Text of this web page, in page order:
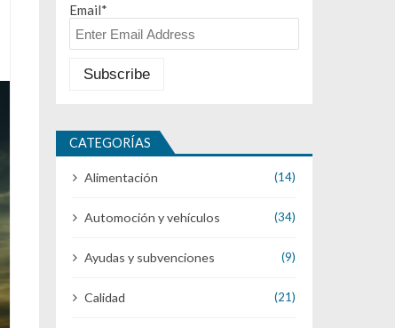
Email*
CATEGORÍAS
Alimentación (14)
Automoción y vehículos (34)
Ayudas y subvenciones (9)
Calidad (21)